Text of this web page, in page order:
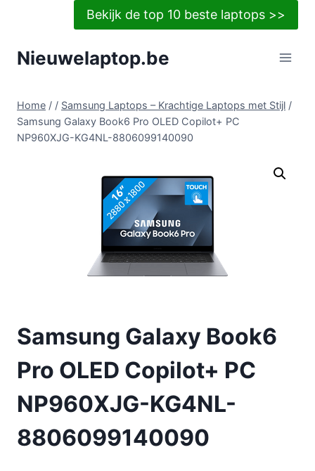
Bekijk de top 10 beste laptops >>
Nieuwelaptop.be
Home / / Samsung Laptops – Krachtige Laptops met Stijl /
Samsung Galaxy Book6 Pro OLED Copilot+ PC
NP960XJG-KG4NL-8806099140090
Samsung Galaxy Book6
Pro OLED Copilot+ PC
NP960XJG-KG4NL-
8806099140090